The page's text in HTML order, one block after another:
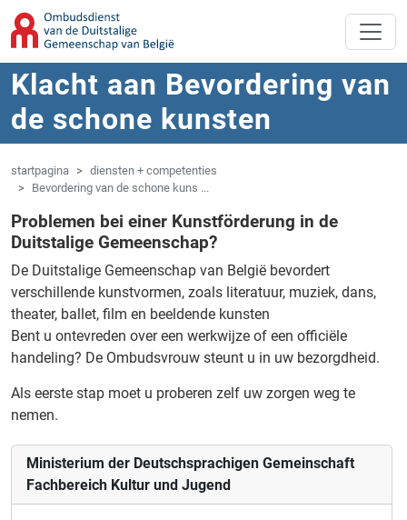
Overslaan naar hoofdinhoud
Spring naar navigatie
Klacht aan Bevordering van
de schone kunsten
startpagina
diensten + competenties
Bevordering van de schone kuns ...
Problemen bei einer Kunstförderung in de
Duitstalige Gemeenschap?
De Duitstalige Gemeenschap van België bevordert
verschillende kunstvormen, zoals literatuur, muziek, dans,
theater, ballet, film en beeldende kunsten
Bent u ontevreden over een werkwijze of een officiële
handeling? De Ombudsvrouw steunt u in uw bezorgdheid.
Als eerste stap moet u proberen zelf uw zorgen weg te
nemen.
Ministerium der Deutschsprachigen Gemeinschaft
Fachbereich Kultur und Jugend